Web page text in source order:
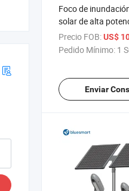
Foco de
solar de alta
100W
exteriores con
Precio FOB:US$
Pedido Mínimo: 1
Enviar